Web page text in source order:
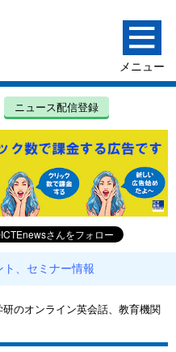
ニュース配信登録
ト、セミナー情報
研のオンライン英会話、教育機関